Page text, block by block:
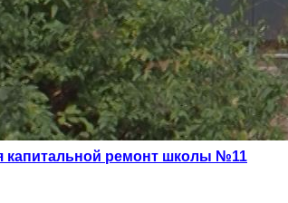
капитальной ремонт школы №11